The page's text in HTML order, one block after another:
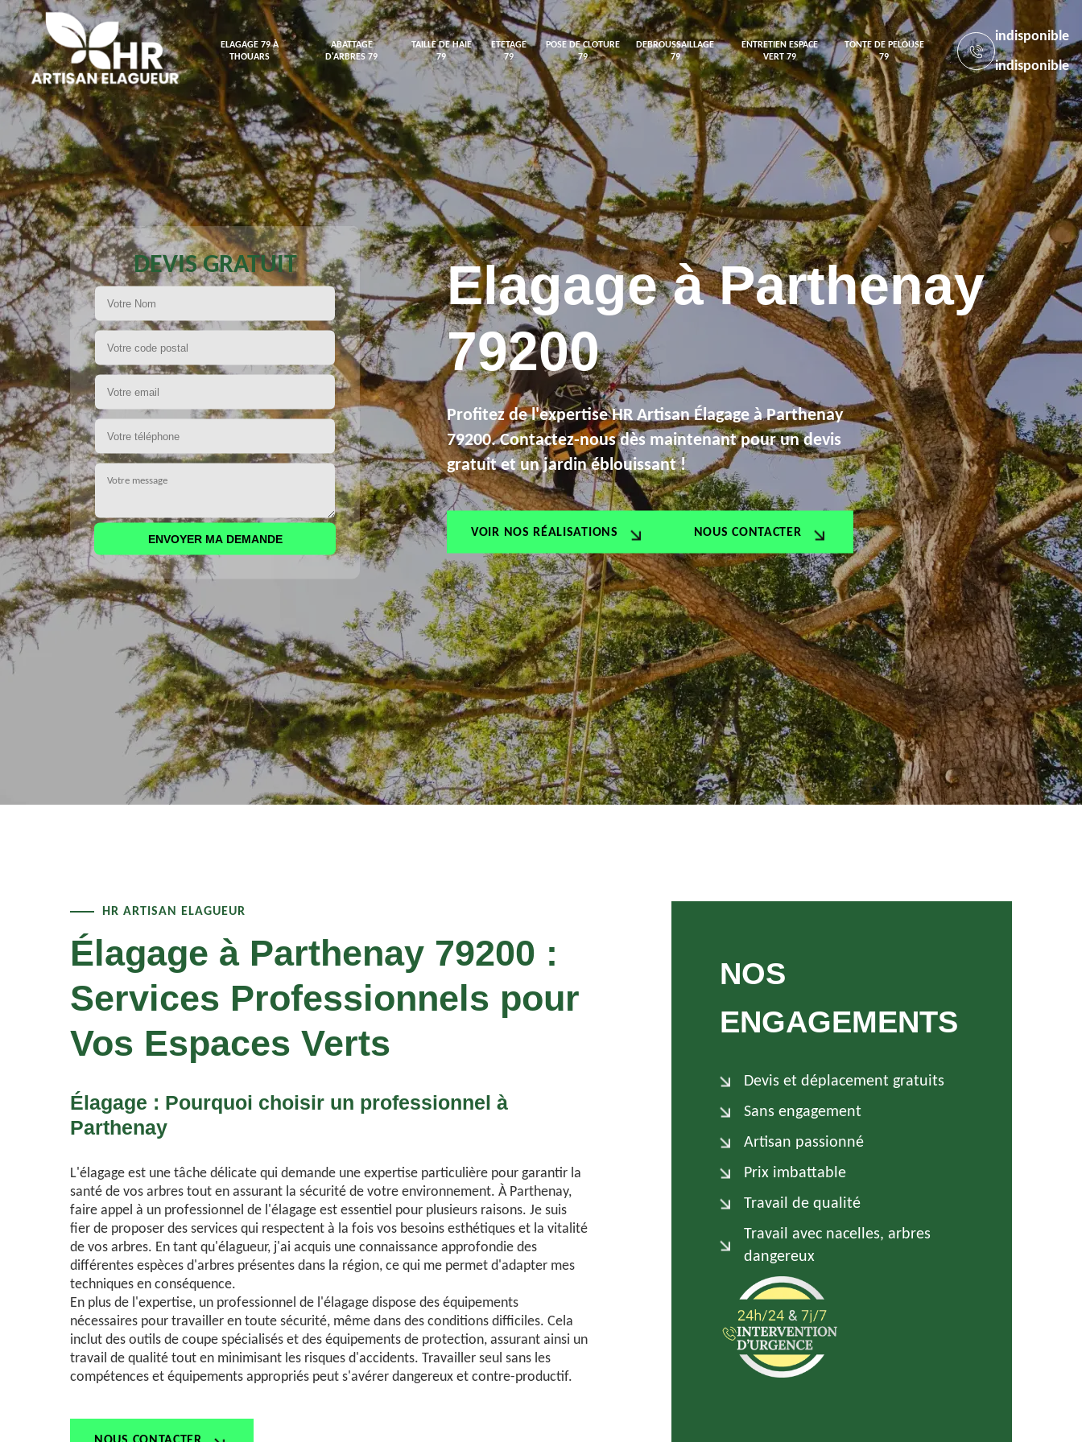
ELAGAGE 79 À
THOUARS
ABATTAGE
D'ARBRES 79
TAILLE DE HAIE
79
ETETAGE
79
POSE DE CLOTURE
79
DEBROUSSAILLAGE
79
ENTRETIEN ESPACE
VERT 79
TONTE DE PELOUSE
79
indisponible
indisponible
DEVIS GRATUIT
Elagage à Parthenay
79200
Profitez de l'expertise HR Artisan Élagage à Parthenay
79200. Contactez-nous dès maintenant pour un devis
gratuit et un jardin éblouissant !
VOIR NOS RÉALISATIONS NOUS CONTACTER
HR ARTISAN ELAGUEUR
Élagage à Parthenay 79200 :
Services Professionnels pour
Vos Espaces Verts
Élagage : Pourquoi choisir un professionnel à
Parthenay
L'élagage est une tâche délicate qui demande une expertise particulière pour garantir la
santé de vos arbres tout en assurant la sécurité de votre environnement. À Parthenay,
faire appel à un professionnel de l'élagage est essentiel pour plusieurs raisons. Je suis
fier de proposer des services qui respectent à la fois vos besoins esthétiques et la vitalité
de vos arbres. En tant qu'élagueur, j'ai acquis une connaissance approfondie des
différentes espèces d'arbres présentes dans la région, ce qui me permet d'adapter mes
techniques en conséquence.
En plus de l'expertise, un professionnel de l'élagage dispose des équipements
nécessaires pour travailler en toute sécurité, même dans des conditions difficiles. Cela
inclut des outils de coupe spécialisés et des équipements de protection, assurant ainsi un
travail de qualité tout en minimisant les risques d'accidents. Travailler seul sans les
compétences et équipements appropriés peut s'avérer dangereux et contre-productif.
NOS
ENGAGEMENTS
Devis et déplacement gratuits
Sans engagement
Artisan passionné
Prix imbattable
Travail de qualité
Travail avec nacelles, arbres
dangereux